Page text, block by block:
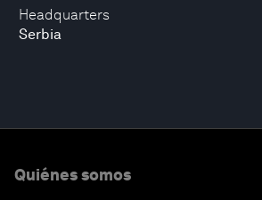
Headquarters
Serbia
Quiénes somos